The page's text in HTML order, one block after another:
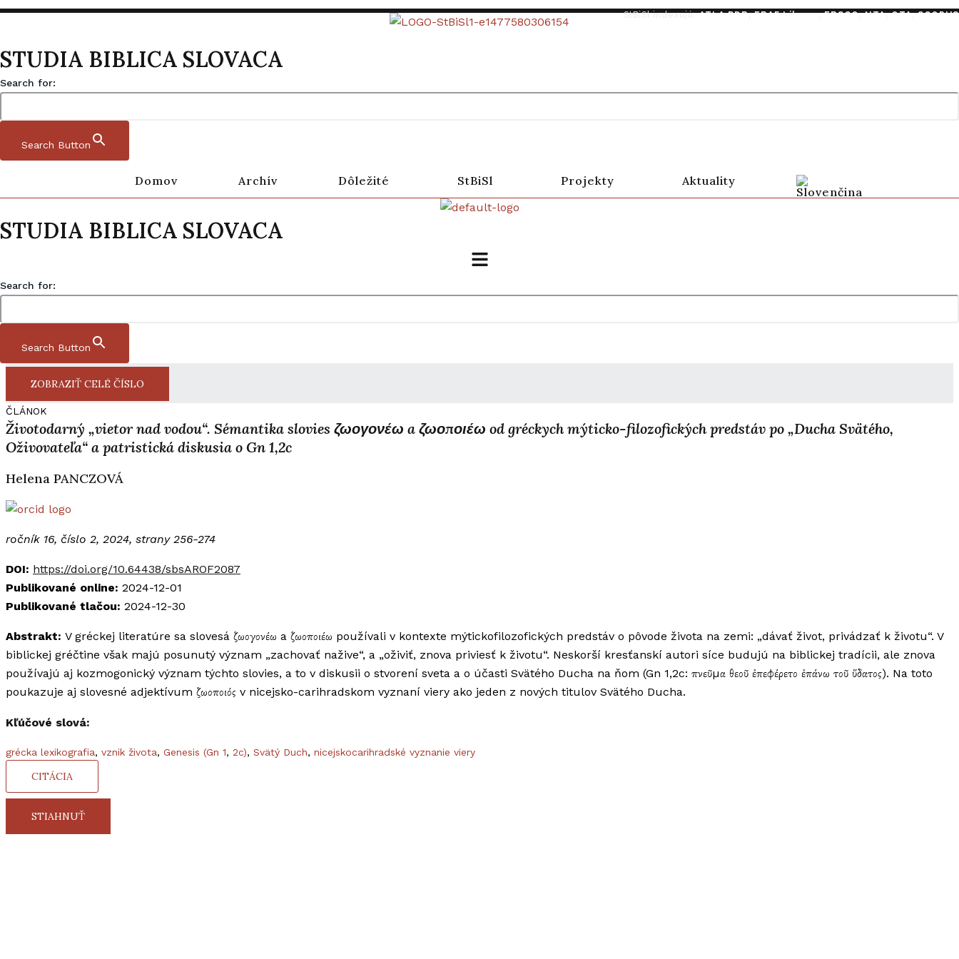
StBiSl indexujú:ATLA RDB,EBAF Library,EBSCO,NTA,OTA,SCOPUS
STUDIA BIBLICA SLOVACA
Search for:
Search Button
Domov Archív Dôležité StBiSl Projekty Aktuality
STUDIA BIBLICA SLOVACA
Search for:
Search Button
Ročník 16, číslo 2, 2024​
ISSN 1338-0141 | e-ISSN 2644-4879
ZOBRAZIŤ CELÉ ČÍSLO
ČLÁNOK
Životodarný „vietor nad vodou“. Sémantika slovies ζωογονέω a ζωοποιέω od gréckych mýticko-filozofických predstáv po „Ducha Svätého,
Oživovateľa“ a patristická diskusia o Gn 1,2c
Helena PANCZOVÁ
ročník 16, číslo 2, 2024, strany 256-274
DOI: https://doi.org/10.64438/sbsAROF2087
Publikované online: 2024-12-01
Publikované tlačou: 2024-12-30
Abstrakt: V gréckej literatúre sa slovesá ζωογονέω a ζωοποιέω používali v kontexte mýtickofilozofických predstáv o pôvode života na zemi: „dávať život, privádzať k životu“. V
biblickej gréčtine však majú posunutý význam „zachovať nažive“, a „oživiť, znova priviesť k životu“. Neskorší kresťanskí autori síce budujú na biblickej tradícii, ale znova
používajú aj kozmogonický význam týchto slovies, a to v diskusii o stvorení sveta a o účasti Svätého Ducha na ňom (Gn 1,2c: πνεῦµα θεοῦ ἐπεφέρετο ἐπάνω τοῦ ὕδατος). Na toto
poukazuje aj slovesné adjektívum ζωοποιός v nicejsko-carihradskom vyznaní viery ako jeden z nových titulov Svätého Ducha.
Kľúčové slová:
grécka lexikografia, vznik života, Genesis (Gn 1, 2c), Svätý Duch, nicejskocarihradské vyznanie viery
CITÁCIA
STIAHNUŤ